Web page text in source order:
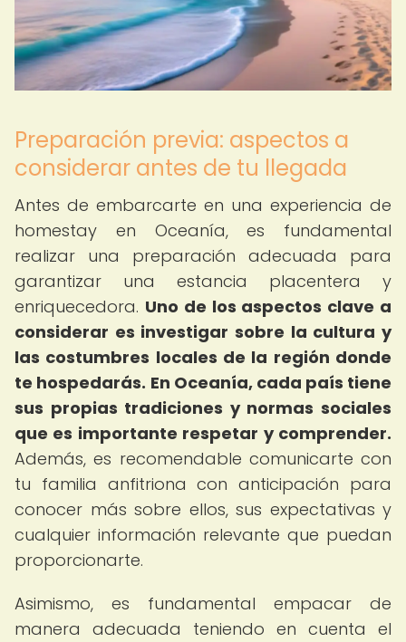
Preparación previa: aspectos a
considerar antes de tu llegada
Antes de embarcarte en una experiencia de
homestay en Oceanía, es fundamental
realizar una preparación adecuada para
garantizar una estancia placentera y
enriquecedora. Uno de los aspectos clave a
considerar es investigar sobre la cultura y
las costumbres locales de la región donde
te hospedarás. En Oceanía, cada país tiene
sus propias tradiciones y normas sociales
que es importante respetar y comprender.
Además, es recomendable comunicarte con
tu familia anfitriona con anticipación para
conocer más sobre ellos, sus expectativas y
cualquier información relevante que puedan
proporcionarte.
Asimismo, es fundamental empacar de
manera adecuada teniendo en cuenta el